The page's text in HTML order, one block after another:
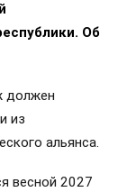
Об
должен
из
альянса.
весной 2027